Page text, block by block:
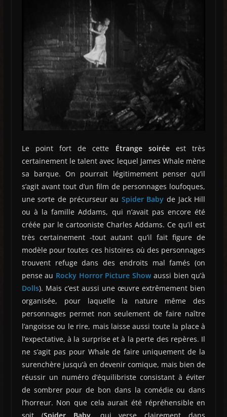
Le point fort de cette Étrange soiréeest très
certainement le talent avec lequel James Whale mène
sa barque. On pourrait légitimement penser qu’il
s’agit avant tout d’un film de personnages loufoques,
une sorte de précurseur au Spider Baby de Jack Hill
ou à la famille Addams, qui n’avait pas encore été
créée par le cartooniste Charles Addams. Ce qu’il est
très certainement -tout autant qu’il fait figure de
modèle pour toutes ces histoires où des personnages
trouvent refuge dans des endroits mal famés (on
pense au Rocky Horror Picture Show aussi bien qu’à
Dolls). Mais c’est aussi une œuvre extrêmement bien
organisée, pour laquelle la nature même des
personnages permet non seulement de faire naître
l’angoisse ou le rire, mais laisse aussi toute la place à
l’expectative, à la surprise et à la perte des repères. Il
ne s’agit pas pour Whale de faire uniquement de la
surenchère jusqu’à en devenir comique, mais bien de
réussir un numéro d’équilibriste consistant à éviter
de sombrer pour de bon dans la comédie ou dans
l’horreur. Non que cela aurait été répréhensible en